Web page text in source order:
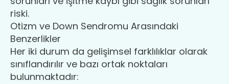
riski.
Otizm ve Down Sendromu Arasındaki
Benzerlikler
Her iki durum da gelişimsel farklılıklar olarak
sınıflandırılır ve bazı ortak noktaları
bulunmaktadır: